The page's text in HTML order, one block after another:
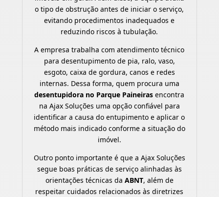
o tipo de obstrução antes de iniciar o serviço,
evitando procedimentos inadequados e
reduzindo riscos à tubulação.
A empresa trabalha com atendimento técnico
para desentupimento de pia, ralo, vaso,
esgoto, caixa de gordura, canos e redes
internas. Dessa forma, quem procura uma
desentupidora no Parque Paineiras encontra
na Ajax Soluções uma opção confiável para
identificar a causa do entupimento e aplicar o
método mais indicado conforme a situação do
imóvel.
Outro ponto importante é que a Ajax Soluções
segue boas práticas de serviço alinhadas às
orientações técnicas da ABNT, além de
respeitar cuidados relacionados às diretrizes